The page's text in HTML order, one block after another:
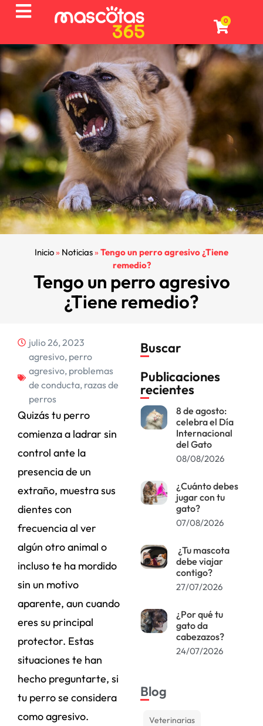
0
Inicio» Noticias»Tengo un perro agresivo ¿Tiene
remedio?
Tengo un perro agresivo
¿Tiene remedio?
julio 26, 2023
agresivo, perro
agresivo, problemas
de conducta, razas de
perros
Quizás tu perro
comienza a ladrar sin
control ante la
presencia de un
extraño, muestra sus
dientes con
frecuencia al ver
algún otro animal o
incluso te ha mordido
sin un motivo
aparente, aun cuando
eres su principal
protector. Estas
situaciones te han
hecho preguntarte, si
tu perro se considera
como agresivo.
Buscar
Publicaciones
recientes
8 de agosto:
celebra el Día
Internacional
del Gato
08/08/2026
¿Cuánto debes
jugar con tu
gato?
07/08/2026
¿Tu mascota
debe viajar
contigo?
27/07/2026
¿Por qué tu
gato da
cabezazos?
24/07/2026
Blog
Veterinarias